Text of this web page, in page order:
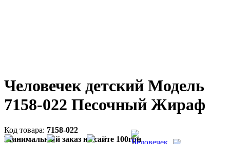
Человечек детский Модель
7158-022 Песочный Жираф
7158-022
Минимальный заказ на сайте 100грн